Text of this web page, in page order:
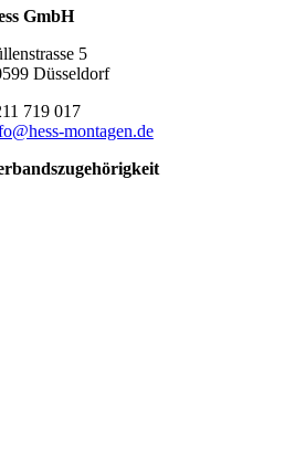
GmbH
5
Düsseldorf
719 017
montagen.de